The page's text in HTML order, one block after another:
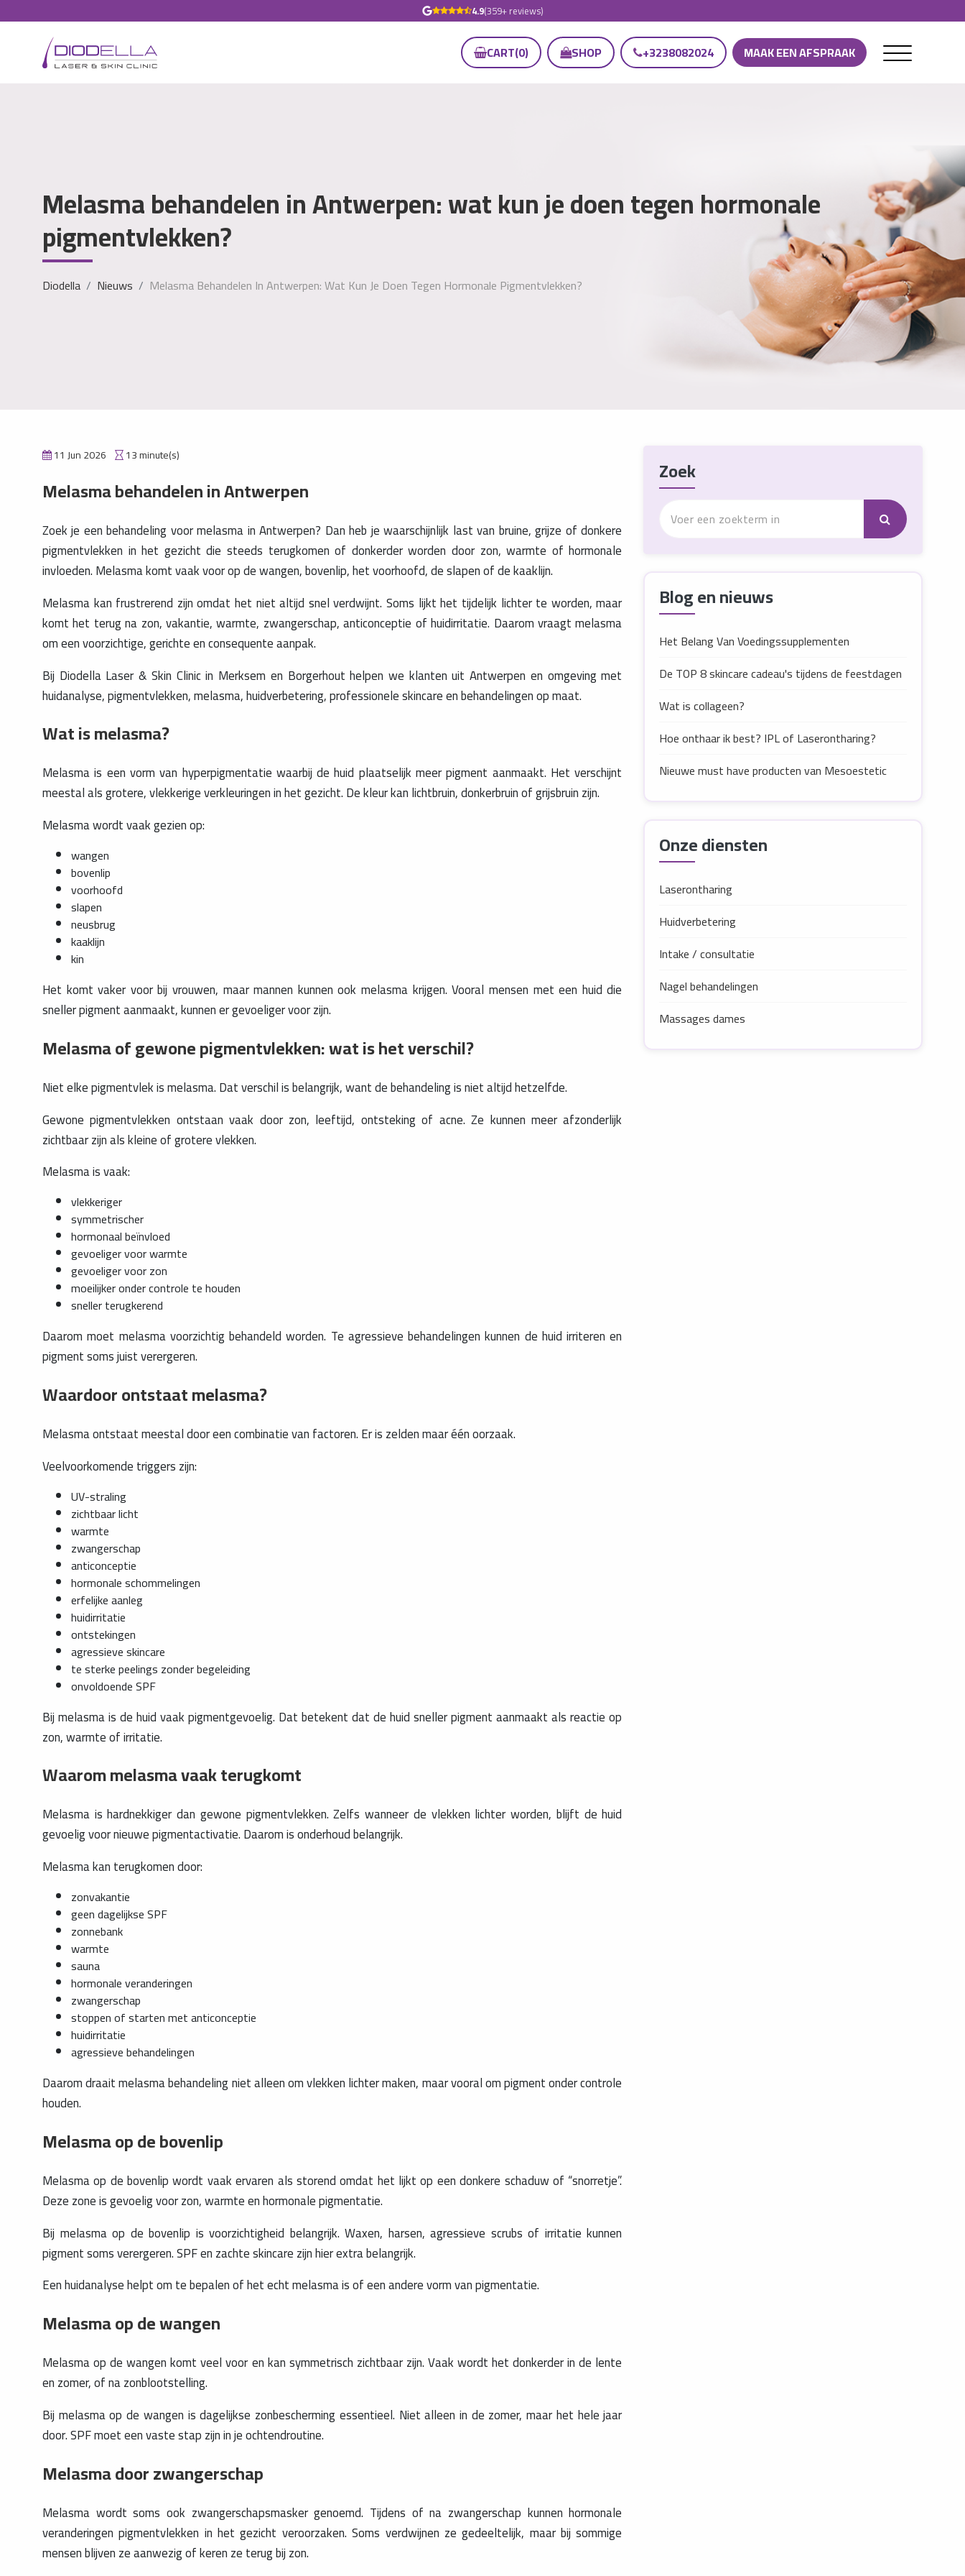
4.9(359+ reviews)
CART(0) SHOP +3238082024 MAAK EEN AFSPRAAK
Melasma behandelen in Antwerpen: wat kun je doen tegen hormonale
pigmentvlekken?
Diodella Nieuws Melasma Behandelen In Antwerpen: Wat Kun Je Doen Tegen Hormonale Pigmentvlekken?
11 Jun 2026 13 minute(s)
Melasma behandelen in Antwerpen
Zoek je een behandeling voor melasma in Antwerpen? Dan heb je waarschijnlijk last van bruine, grijze of donkere
pigmentvlekken in het gezicht die steeds terugkomen of donkerder worden door zon, warmte of hormonale
invloeden. Melasma komt vaak voor op de wangen, bovenlip, het voorhoofd, de slapen of de kaaklijn.
Melasma kan frustrerend zijn omdat het niet altijd snel verdwijnt. Soms lijkt het tijdelijk lichter te worden, maar
komt het terug na zon, vakantie, warmte, zwangerschap, anticonceptie of huidirritatie. Daarom vraagt melasma
om een voorzichtige, gerichte en consequente aanpak.
Bij Diodella Laser & Skin Clinic in Merksem en Borgerhout helpen we klanten uit Antwerpen en omgeving met
huidanalyse, pigmentvlekken, melasma, huidverbetering, professionele skincare en behandelingen op maat.
Wat is melasma?
Melasma is een vorm van hyperpigmentatie waarbij de huid plaatselijk meer pigment aanmaakt. Het verschijnt
meestal als grotere, vlekkerige verkleuringen in het gezicht. De kleur kan lichtbruin, donkerbruin of grijsbruin zijn.
Melasma wordt vaak gezien op:
wangen
bovenlip
voorhoofd
slapen
neusbrug
kaaklijn
kin
Het komt vaker voor bij vrouwen, maar mannen kunnen ook melasma krijgen. Vooral mensen met een huid die
sneller pigment aanmaakt, kunnen er gevoeliger voor zijn.
Melasma of gewone pigmentvlekken: wat is het verschil?
Niet elke pigmentvlek is melasma. Dat verschil is belangrijk, want de behandeling is niet altijd hetzelfde.
Gewone pigmentvlekken ontstaan vaak door zon, leeftijd, ontsteking of acne. Ze kunnen meer afzonderlijk
zichtbaar zijn als kleine of grotere vlekken.
Melasma is vaak:
vlekkeriger
symmetrischer
hormonaal beïnvloed
gevoeliger voor warmte
gevoeliger voor zon
moeilijker onder controle te houden
sneller terugkerend
Daarom moet melasma voorzichtig behandeld worden. Te agressieve behandelingen kunnen de huid irriteren en
pigment soms juist verergeren.
Waardoor ontstaat melasma?
Melasma ontstaat meestal door een combinatie van factoren. Er is zelden maar één oorzaak.
Veelvoorkomende triggers zijn:
UV-straling
zichtbaar licht
warmte
zwangerschap
anticonceptie
hormonale schommelingen
erfelijke aanleg
huidirritatie
ontstekingen
agressieve skincare
te sterke peelings zonder begeleiding
onvoldoende SPF
Bij melasma is de huid vaak pigmentgevoelig. Dat betekent dat de huid sneller pigment aanmaakt als reactie op
zon, warmte of irritatie.
Waarom melasma vaak terugkomt
Melasma is hardnekkiger dan gewone pigmentvlekken. Zelfs wanneer de vlekken lichter worden, blijft de huid
gevoelig voor nieuwe pigmentactivatie. Daarom is onderhoud belangrijk.
Melasma kan terugkomen door:
zonvakantie
geen dagelijkse SPF
zonnebank
warmte
sauna
hormonale veranderingen
zwangerschap
stoppen of starten met anticonceptie
huidirritatie
agressieve behandelingen
Daarom draait melasma behandeling niet alleen om vlekken lichter maken, maar vooral om pigment onder controle
houden.
Melasma op de bovenlip
Melasma op de bovenlip wordt vaak ervaren als storend omdat het lijkt op een donkere schaduw of “snorretje”.
Deze zone is gevoelig voor zon, warmte en hormonale pigmentatie.
Bij melasma op de bovenlip is voorzichtigheid belangrijk. Waxen, harsen, agressieve scrubs of irritatie kunnen
pigment soms verergeren. SPF en zachte skincare zijn hier extra belangrijk.
Een huidanalyse helpt om te bepalen of het echt melasma is of een andere vorm van pigmentatie.
Melasma op de wangen
Melasma op de wangen komt veel voor en kan symmetrisch zichtbaar zijn. Vaak wordt het donkerder in de lente
en zomer, of na zonblootstelling.
Bij melasma op de wangen is dagelijkse zonbescherming essentieel. Niet alleen in de zomer, maar het hele jaar
door. SPF moet een vaste stap zijn in je ochtendroutine.
Melasma door zwangerschap
Melasma wordt soms ook zwangerschapsmasker genoemd. Tijdens of na zwangerschap kunnen hormonale
veranderingen pigmentvlekken in het gezicht veroorzaken. Soms verdwijnen ze gedeeltelijk, maar bij sommige
mensen blijven ze aanwezig of keren ze terug bij zon.
Zoek
Blog en nieuws
Het Belang Van Voedingssupplementen
De TOP 8 skincare cadeau's tijdens de feestdagen
Wat is collageen?
Hoe onthaar ik best? IPL of Laserontharing?
Nieuwe must have producten van Mesoestetic
Onze diensten
Laserontharing
Huidverbetering
Intake / consultatie
Nagel behandelingen
Massages dames